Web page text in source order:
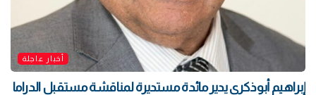
أخبار عاجلة
إبراهيم أبوذكري يدير مائدة مستديرة لمناقشة مستقبل الدراما